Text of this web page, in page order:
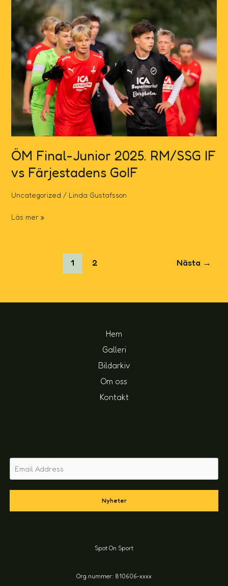
ÖM Final-Junior 2025. RM/SSG IF
vs Färjestadens GoIF
Uncategorized / Linda Gustafsson
ÖM
Junior
2025.
RM/SSG
IF
Färjestadens
GoIF
Läs mer »
1 2 Nästa →
Hem
Galleri
Bildarkiv
Om oss
Kontakt
Nyheter
Spot On Sport
Org.nummer: 810606-xxxx